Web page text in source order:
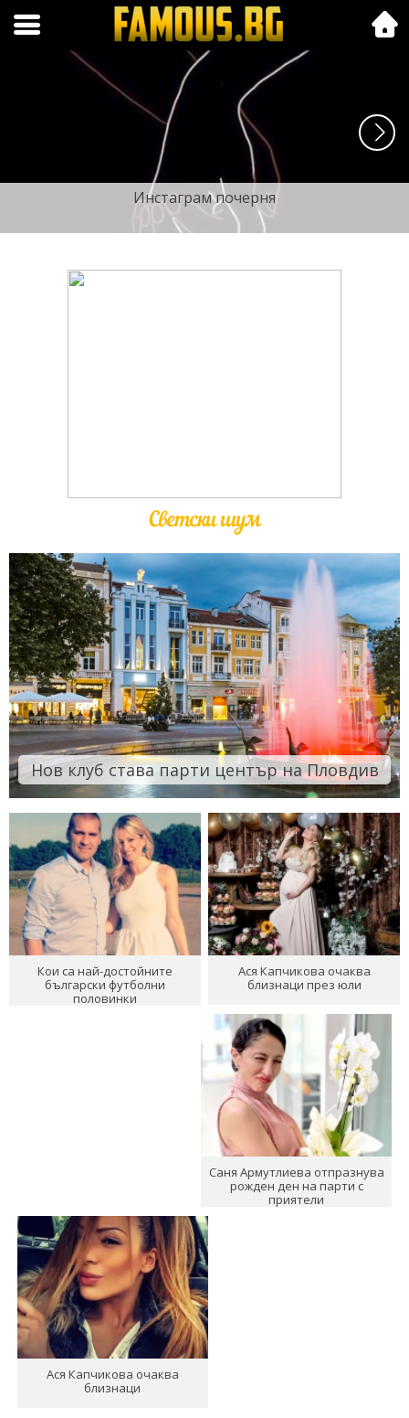
Folk.bg
Инстаграм почерня
Светски шум
Нов клуб става парти център на Пловдив
Кои са най-достойните
български футболни
половинки
Ася Капчикова очаква
близнаци през юли
Саня Армутлиева отпразнува
рожден ден на парти с
приятели
Ася Капчикова очаква
близнаци